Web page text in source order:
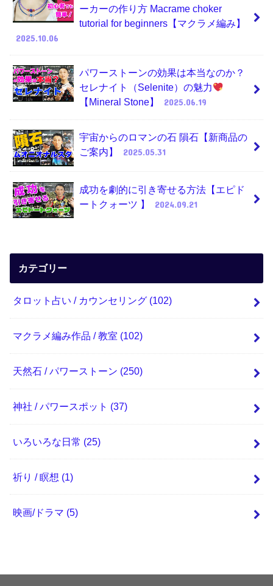
ーカーの作り方 Macrame choker
tutorial for beginners【マクラメ編み】
2025.10.06
パワーストーンの効果は本当なのか？
セレナイト（Selenite）の魅力
【Mineral Stone】
2025.06.19
宇宙からのロマンの石 隕石【新商品の
ご案内】
2025.05.31
成功を劇的に引き寄せる方法【エピド
ートクォーツ 】
2024.09.21
カテゴリー
タロット占い / カウンセリング (102)
マクラメ編み作品 / 教室 (102)
天然石 / パワーストーン (250)
神社 / パワースポット (37)
いろいろな日常 (25)
祈り / 瞑想 (1)
映画/ドラマ (5)